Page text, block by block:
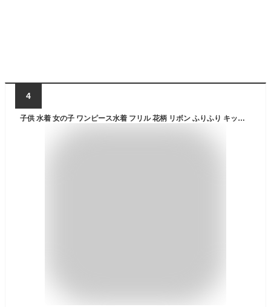
4
子供 水着 女の子 ワンピース水着 フリル 花柄 リボン ふりふり キッズ 水着 学校 保育園 幼稚園 かわいい フリル水着 100 110 120 130 帽子付き